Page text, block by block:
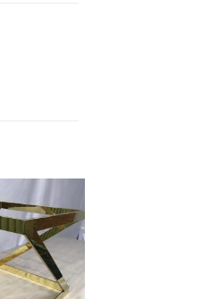
Add to
wishlist